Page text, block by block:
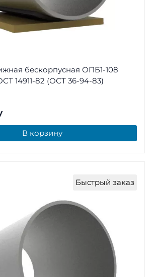
бескорпусная ОПБ1-108
14911-82 (ОСТ 36-94-83)
В корзину
Быстрый заказ